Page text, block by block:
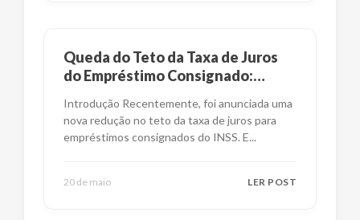
Queda do Teto da Taxa de Juros
do Empréstimo Consignado:
Introdução Recentemente, foi anunciada uma
nova redução no teto da taxa de juros para
empréstimos consignados do INSS. E...
20 de maio LER POST